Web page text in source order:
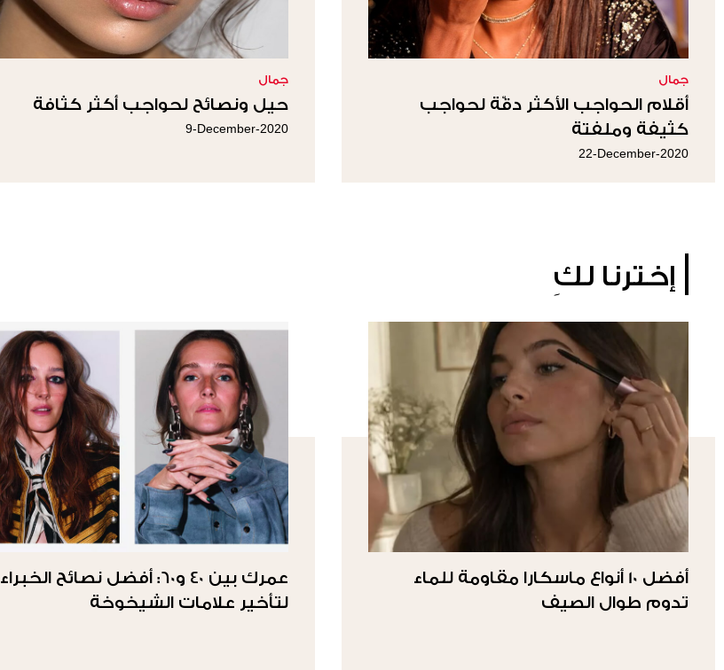
جمال
أقلام الحواجب الأكثر دقّة لحواجب
كثيفة وملفتة
22-December-2020
جمال
حيل ونصائح لحواجب أكثر كثافة
9-December-2020
إخترنا لكِ
أفضل 10 أنواع ماسكارا مقاومة للماء
تدوم طوال الصيف
عمرك بين 40 و60: أفضل نصائح الخبراء
لتأخير علامات الشيخوخة